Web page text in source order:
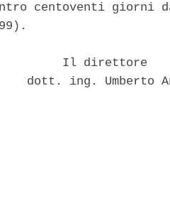
centoventi giorni
Il direttore
dott. ing. Umberto